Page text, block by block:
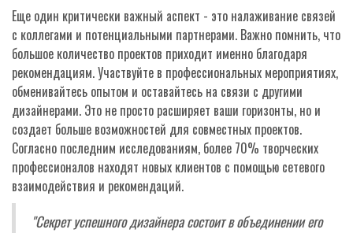
Еще один критически важный аспект - это налаживание связей
с коллегами и потенциальными партнерами. Важно помнить, что
большое количество проектов приходит именно благодаря
рекомендациям. Участвуйте в профессиональных мероприятиях,
обменивайтесь опытом и оставайтесь на связи с другими
дизайнерами. Это не просто расширяет ваши горизонты, но и
создает больше возможностей для совместных проектов.
Согласно последним исследованиям, более 70% творческих
профессионалов находят новых клиентов с помощью сетевого
взаимодействия и рекомендаций.
"Секрет успешного дизайнера состоит в объединении его